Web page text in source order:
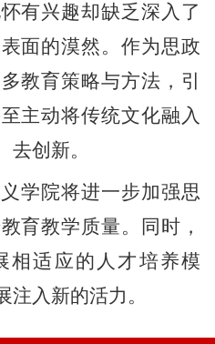
有兴趣却缺乏深入了
面的漠然。作为思政
教育策略与方法，引
主动将传统文化融入
创新。
学院将进一步加强思
育教学质量。同时，
相适应的人才培养模
入新的活力。